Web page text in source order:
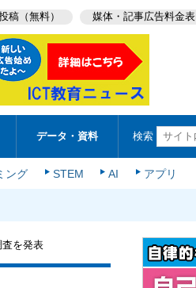
稿（無料） 媒体・記事広告料金表
データ・資料 検索
ング STEM AI アプリ
を発表